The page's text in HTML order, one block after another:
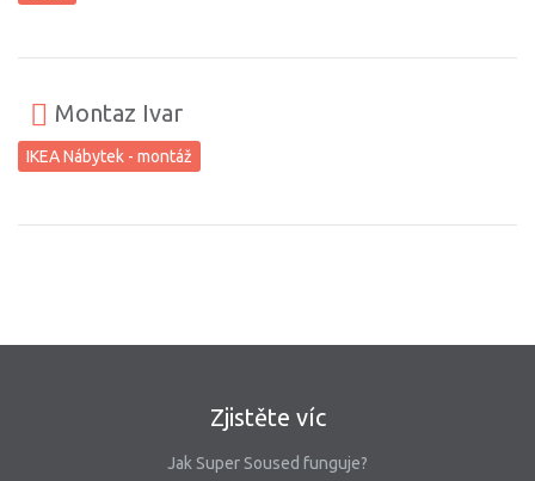
Montaz Ivar
IKEA Nábytek - montáž
Zjistěte víc
Jak Super Soused funguje?